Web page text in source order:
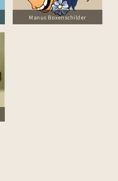
Manus Boxenschilder